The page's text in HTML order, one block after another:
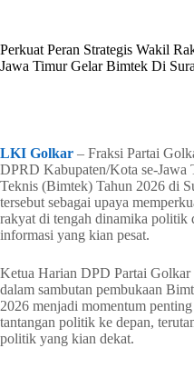
Perkuat Peran Strategis Wakil
Jawa Timur Gelar Bimtek Di
LKI Golkar – Fraksi Partai
DPRD Kabupaten/Kota se-Jawa
Teknis (Bimtek) Tahun 2026 di
tersebut sebagai upaya
rakyat di tengah dinamika politik
informasi yang kian pesat.
Ketua Harian DPD Partai
dalam sambutan pembukaan
2026 menjadi momentum
tantangan politik ke depan,
politik yang kian dekat.